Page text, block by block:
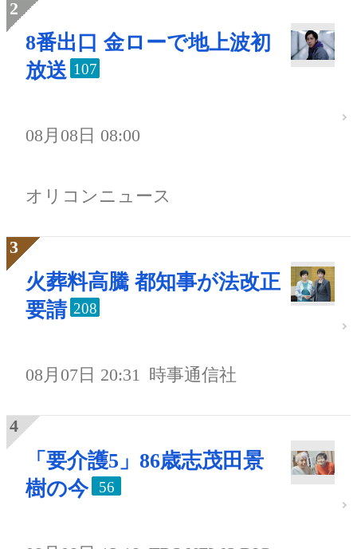
8番出口 金ローで地上波初
放送 107
08月08日 08:00
オリコンニュース
火葬料高騰 都知事が法改正
要請 208
08月07日 20:31 時事通信社
「要介護5」86歳志茂田景
樹の今
56